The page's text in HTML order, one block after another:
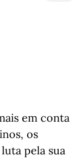
em conta
os
pela sua